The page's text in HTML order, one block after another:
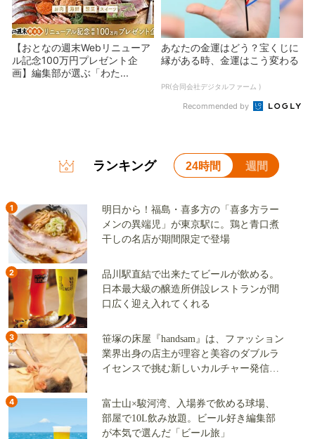
【おとなの週末Webリニューア
ル記念100万円プレゼント企
画】編集部が選ぶ「わた...
あなたの金運はどう？宝くじに
縁がある時、金運はこう変わる
PR(合同会社デジタルファーム )
Recommended by
ランキング 24時間 週間
1
明日から！福島・喜多方の「喜多方ラー
メンの異端児」が東京駅に。鶏と青口煮
干しの名店が期間限定で登場
2
品川駅直結で出来たてビールが飲める。
日本最大級の醸造所併設レストランが間
口広く迎え入れてくれる
3
笹塚の床屋『handsam』は、ファッション
業界出身の店主が理容と美容のダブルラ
イセンスで挑む新しいカルチャー発信基
4
富士山×駿河湾、入場券で飲める球場、
部屋で10L飲み放題。ビール好き編集部
が本気で選んだ「ビール旅」